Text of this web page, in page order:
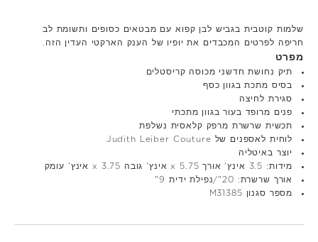
שלמות קוטבית בגביש לבן קפוא עם מבטאים כסופים ותשומת לב
חריפה לפרטים המכבדים את יופיו של הענק הארקטי העדין הזה.
מפרט
תיק נחושת חדשני מכוסה קריסטלים
בסיס מתכת בגוון כסף
סגירת לחיצה
פנים מרופד בעור בגוון מתכתי
תכשית שרשרת מרפק קלאסית נשלפת
לוחית לאספנים של Judith Leiber Couture
יוצר באיטליה
מידות: 3.5 אינץ' אורך x 5.75 אינץ' גובה x 3.75 אינץ' עומק
אורך שרשרת: 20"/נפילת ידית 9"
מספר סגנון M31385